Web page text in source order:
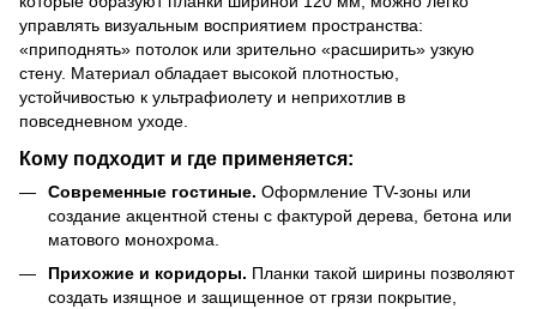
управлять визуальным восприятием пространства:
«приподнять» потолок или зрительно «расширить» узкую
стену. Материал обладает высокой плотностью,
устойчивостью к ультрафиолету и неприхотлив в
повседневном уходе.
Кому подходит и где применяется:
Современные гостиные. Оформление ТV-зоны или
создание акцентной стены с фактурой дерева, бетона или
матового монохрома.
Прихожие и коридоры. Планки такой ширины позволяют
создать изящное и защищенное от грязи покрытие,